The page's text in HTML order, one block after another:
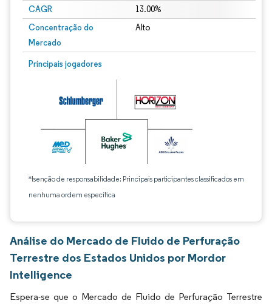
CAGR 13.00%
Concentração do
Mercado
Alto
Principais jogadores
*Isenção de responsabilidade: Principais participantes classificados em
nenhuma ordem específica
Análise do Mercado de Fluido de Perfuração
Terrestre dos Estados Unidos por Mordor
Intelligence
Espera-se que o Mercado de Fluido de Perfuração Terrestre